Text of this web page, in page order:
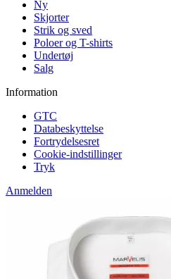
Ny
Skjorter
Strik og sved
Poloer og T-shirts
Undertøj
Salg
Information
GTC
Databeskyttelse
Fortrydelsesret
Cookie-indstillinger
Tryk
Anmelden